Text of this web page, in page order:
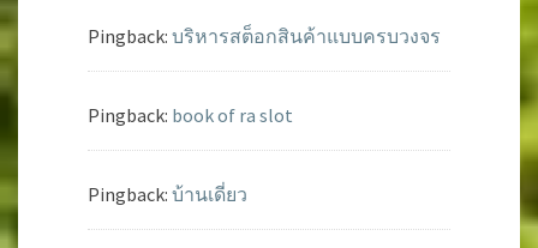
Pingback: บริหารสต็อกสินค้าแบบครบวงจร
Pingback: book of ra slot
Pingback: บ้านเดี่ยว